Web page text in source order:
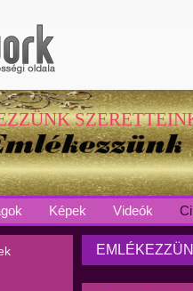
Képek Videók